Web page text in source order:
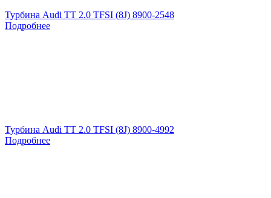
Турбина Audi TT 2.0 TFSI (8J) 8900-2548
Подробнее
Турбина Audi TT 2.0 TFSI (8J) 8900-4992
Подробнее